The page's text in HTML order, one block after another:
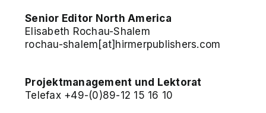
Senior Editor North America
Elisabeth Rochau-Shalem
rochau-shalem[at]hirmerpublishers.com
Projektmanagement und Lektorat
Telefax +49-(0)89-12 15 16 10